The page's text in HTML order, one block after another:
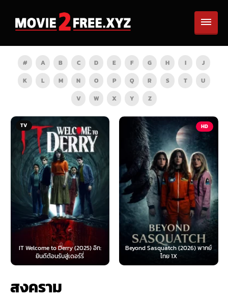
# A B C D E F G H I
J
K
L M N O P Q R S T
U
V
W X Y Z
TV
IT Welcome to Derry (2025) อิท:
ยินดีต้อนรับสู่เดอร์รี่
HD
Beyond Sasquatch (2026) พากย์
ไทย 1X
สงคราม